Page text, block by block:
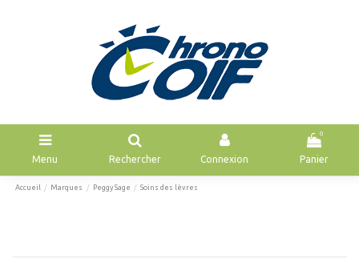
Menu Rechercher Connexion
0
Panier
Accueil Marques Peggy Sage Soins des lèvres